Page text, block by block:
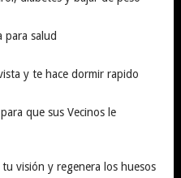
para salud
y te hace dormir rapido
que sus Vecinos le
visión y regenera los huesos